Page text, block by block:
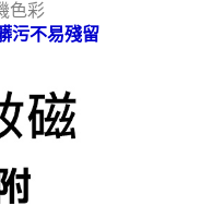
色彩
污不易殘留